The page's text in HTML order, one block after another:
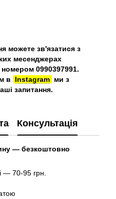
можете зв'язатися з
месенджерах
номером 0990397991.
в
Instagram ми з
запитання.
Консультація
— безкоштовно
— 70-95 грн.